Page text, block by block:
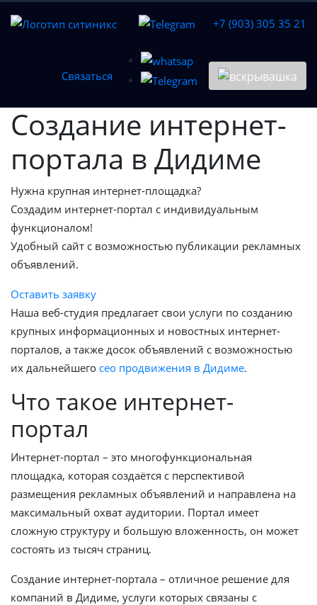
+7 (903) 305 35 21
Связаться
Создание интернет-
портала в Дидиме
Нужна крупная интернет-площадка?
Создадим интернет-портал с индивидуальным
функционалом!
Удобный сайт с возможностью публикации рекламных
объявлений.
Оставить заявку
Наша веб-студия предлагает свои услуги по созданию
крупных информационных и новостных интернет-
порталов, а также досок объявлений с возможностью
их дальнейшего сео продвижения в Дидиме.
Что такое интернет-
портал
Интернет-портал – это многофункциональная
площадка, которая создаётся с перспективой
размещения рекламных объявлений и направлена на
максимальный охват аудитории. Портал имеет
сложную структуру и большую вложенность, он может
состоять из тысяч страниц.
Создание интернет-портала – отличное решение для
компаний в Дидиме, услуги которых связаны с